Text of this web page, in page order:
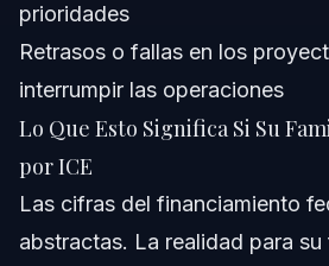
prioridades
Retrasos o fallas en los
interrumpir las operaciones
Lo Que Esto Significa Si Su
por ICE
Las cifras del financiamiento
abstractas. La realidad para su